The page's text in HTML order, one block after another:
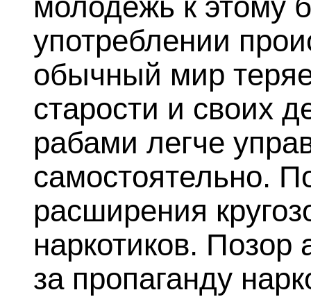
употреблении
обычный мир
старости и своих
рабами легче
самостоятельно.
расширения
наркотиков. Позор
за пропаганду